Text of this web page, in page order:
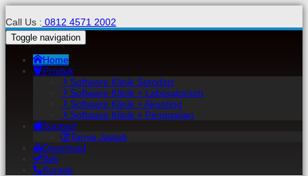
Call Us : 0812 4571 2002
Toggle navigation
Home
Produk
Software Klinik Standart
Software Klinik + Laboratorium
Software Klinik + Akunting
Software Klinik + Penggajian
Support
Tanya Jawab
Download
Beli
Kontak